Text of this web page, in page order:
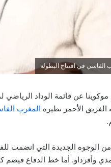
الفاسي في افتتاح البطولة
عن قائمة الوداد الرياضي
المغرب
مجموعة من الوجوه الجديدة التي
وأقزداو. أما خط الدفاع